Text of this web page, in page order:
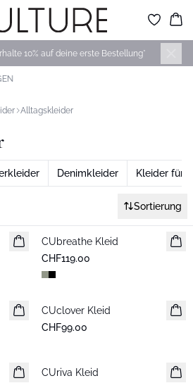
10% auf deine erste Bestellung*
Alltagskleider
Denimkleider Kleider für
Sortierung
Neuheiten
CUbreathe Kleid
CHF119.00
Neuheiten
CUclover Kleid
CHF99.00
Neuheiten
CUriva Kleid